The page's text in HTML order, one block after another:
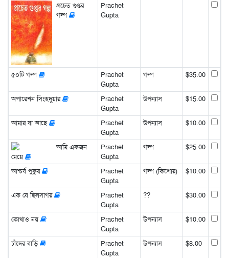
প্রচেত গুপ্তর
গল্প
Prachet
Gupta
৫০টি গল্প
Prachet
Gupta
গল্প $35.00
অপারেশন সিংহদুয়ার
Prachet
Gupta
উপন্যাস $15.00
আমার যা আছে
Prachet
Gupta
উপন্যাস $10.00
আমি একজন
মেয়ে
Prachet
Gupta
গল্প $25.00
আশ্চর্য পুকুর
Prachet
Gupta
গল্প (কিশোর) $10.00
এক যে ছিলসাগর
Prachet
Gupta
?? $30.00
কোথাও নয়
Prachet
Gupta
উপন্যাস $10.00
চাঁদের বাড়ি
Prachet
Gupta
উপন্যাস $8.00